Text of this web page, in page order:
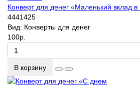
Конверт для денег «Маленький вклад в
4441425
Вид: Конверты для денег
100р.
В корзину